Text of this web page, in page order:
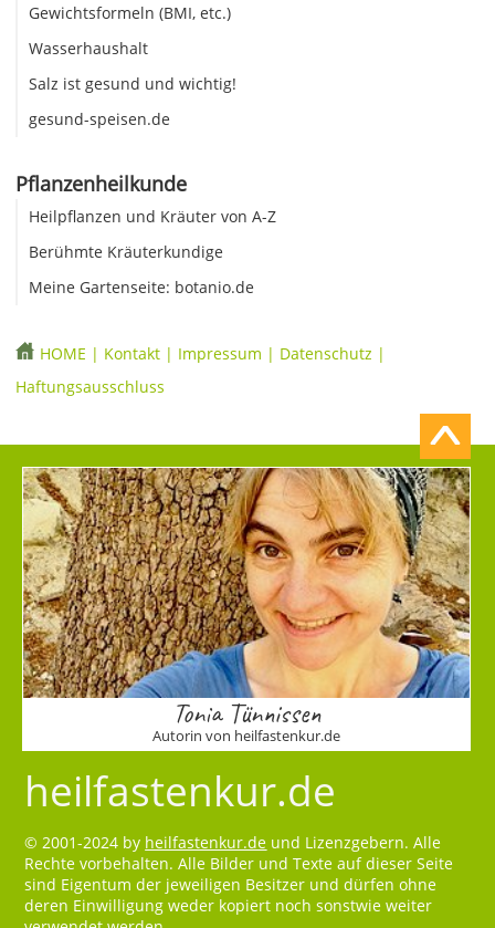
Gewichtsformeln (BMI, etc.)
Wasserhaushalt
Salz ist gesund und wichtig!
gesund-speisen.de
Pflanzenheilkunde
Heilpflanzen und Kräuter von A-Z
Berühmte Kräuterkundige
Meine Gartenseite: botanio.de
HOME | Kontakt | Impressum | Datenschutz |
Haftungsausschluss
Tonia Tünnissen
Autorin von heilfastenkur.de
heilfastenkur.de
© 2001-2024 by heilfastenkur.de und Lizenzgebern. Alle
Rechte vorbehalten. Alle Bilder und Texte auf dieser Seite
sind Eigentum der jeweiligen Besitzer und dürfen ohne
deren Einwilligung weder kopiert noch sonstwie weiter